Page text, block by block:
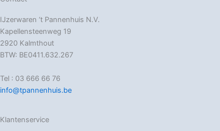
IJzerwaren ‘t Pannenhuis N.V.
Kapellensteenweg 19
2920 Kalmthout
BTW: BE0411.632.267
Tel : 03 666 66 76
info@tpannenhuis.be
Klantenservice